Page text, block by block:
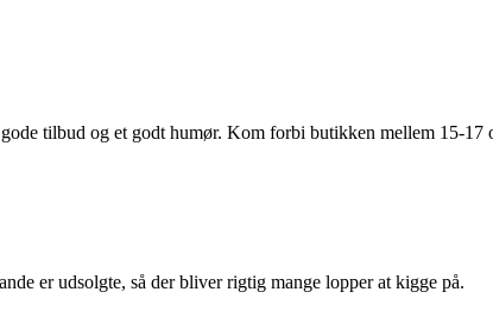
tilbud og et godt humør. Kom forbi butikken mellem 15-
er udsolgte, så der bliver rigtig mange lopper at kigge på.